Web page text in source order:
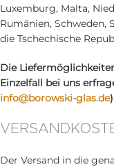
Luxemburg, Malta,
Rumänien, Schweden,
die Tschechische
Die
Einzelfall bei uns
info@borowski-glas.de
Der Versand in die